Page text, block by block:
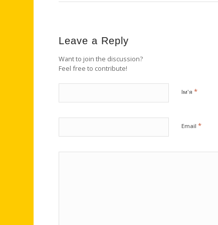
Leave a Reply
Want to join the discussion?
Feel free to contribute!
Ім'я*
Email*